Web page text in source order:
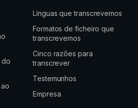
do
Línguas que transcrevemos
Formatos de ficheiro que
transcrevemos
Cinco razões para
transcrever
Testemunhos
Empresa